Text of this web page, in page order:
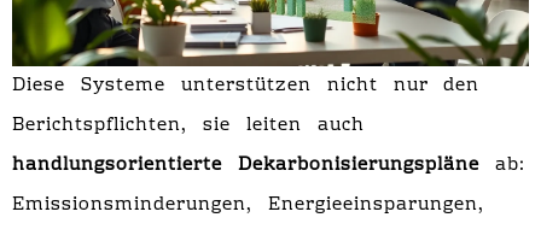
Diese Systeme unterstützen nicht nur den
Berichtspflichten, sie leiten auch
handlungsorientierte Dekarbonisierungspläne ab:
Emissionsminderungen, Energieeinsparungen,